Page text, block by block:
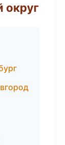
округ